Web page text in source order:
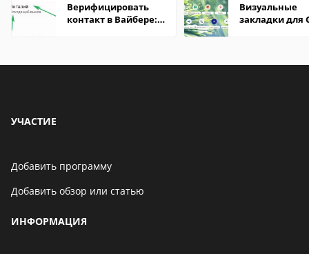
Верифицировать
контакт в Вайбере:
Визуальные
закладки для
УЧАСТИЕ
Добавить программу
Добавить обзор или статью
ИНФОРМАЦИЯ